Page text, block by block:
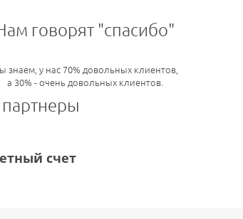
говорят "спасибо"
знаем, у нас 70% довольных клиентов,
а 30% - очень довольных клиентов.
партнеры
счет